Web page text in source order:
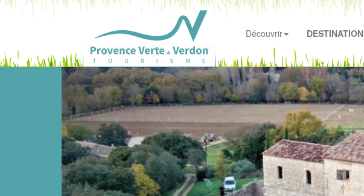
Découvrir
DESTINATION